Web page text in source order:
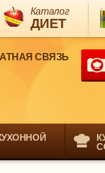
Каталог
ДИЕТ
СВЯЗЬ